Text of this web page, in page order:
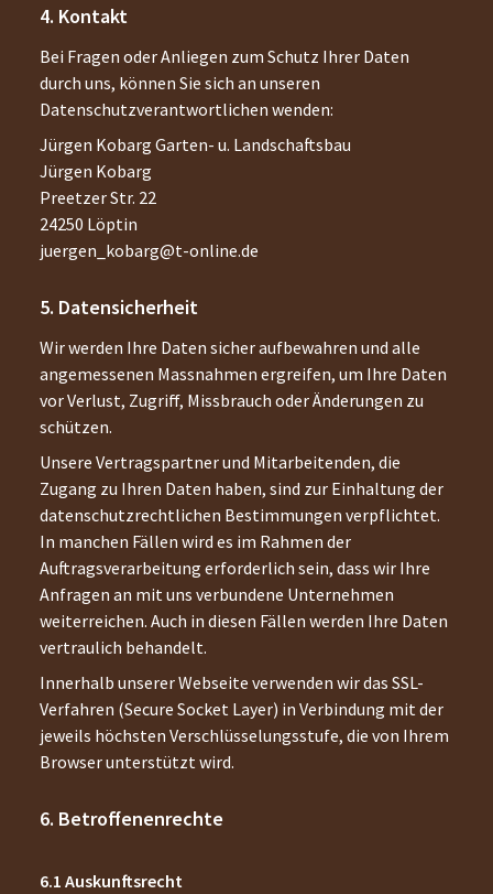
Kontakt
Bei Fragen oder Anliegen zum Schutz Ihrer Daten
durch uns, können Sie sich an unseren
Datenschutzverantwortlichen wenden:
Jürgen Kobarg Garten- u. Landschaftsbau
Jürgen Kobarg
Preetzer Str. 22
24250 Löptin
juergen_kobarg@t-online.de
Datensicherheit
Wir werden Ihre Daten sicher aufbewahren und alle
angemessenen Massnahmen ergreifen, um Ihre Daten
vor Verlust, Zugriff, Missbrauch oder Änderungen zu
schützen.
Unsere Vertragspartner und Mitarbeitenden, die
Zugang zu Ihren Daten haben, sind zur Einhaltung der
datenschutzrechtlichen Bestimmungen verpflichtet.
In manchen Fällen wird es im Rahmen der
Auftragsverarbeitung erforderlich sein, dass wir Ihre
Anfragen an mit uns verbundene Unternehmen
weiterreichen. Auch in diesen Fällen werden Ihre Daten
vertraulich behandelt.
Innerhalb unserer Webseite verwenden wir das SSL-
Verfahren (Secure Socket Layer) in Verbindung mit der
jeweils höchsten Verschlüsselungsstufe, die von Ihrem
Browser unterstützt wird.
Betroffenenrechte
Auskunftsrecht